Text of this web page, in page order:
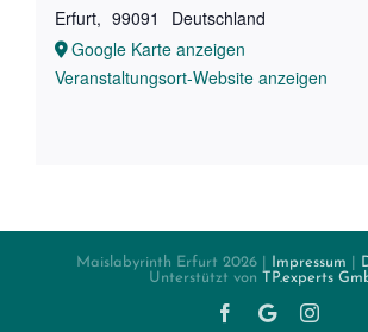
Erfurt, 99091
Deutschland
Google Karte anzeigen
Veranstaltungsort-Website anzeigen
Maislabyrinth Erfurt 2026 | Impressum
Unterstützt von
TP.experts
Facebook
Twitter